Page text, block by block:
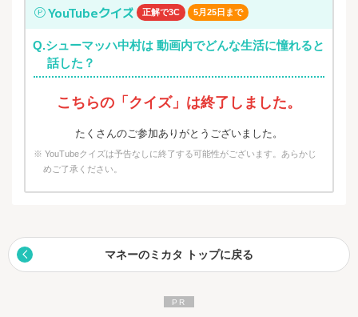
YouTubeクイズ 正解で3C 5月25日まで
Q.シューマッハ中村は 動画内でどんな生活に憧れると
話した？
こちらの「クイズ」は終了しました。
たくさんのご参加ありがとうございました。
※ YouTubeクイズは予告なしに終了する可能性がございます。あらかじ
めご了承ください。
マネーのミカタ トップに戻る